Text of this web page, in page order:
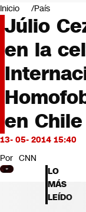
Negocios
Deportes
Programas
Cultura
Servicios
Bits
CNN tiempo
Futuro 360
Opinión
Inicio País
Júlio
en la
en Chile
13- 05- 2014 15:40
Por CNN
LO
MÁS
LEÍDO